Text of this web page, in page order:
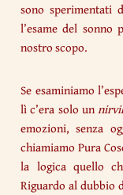
sono sperimentati
l’esame del
nostro scopo.
Se esaminiamo
lì c’era solo un
emozioni, senza
chiamiamo Pura
la logica quello
Riguardo al dubbio